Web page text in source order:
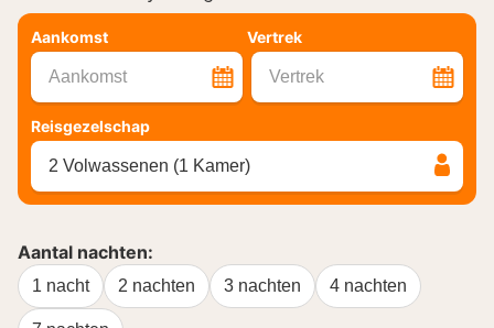
Aankomst Vertrek
Aankomst Vertrek
Reisgezelschap
2 Volwassenen (1 Kamer)
Aantal nachten:
1 nacht 2 nachten 3 nachten 4 nachten